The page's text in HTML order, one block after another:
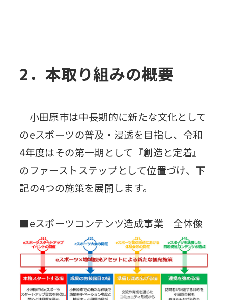
2．本取り組みの概要
小田原市は中長期的に新たな文化として
のeスポーツの普及・浸透を目指し、令和
4年度はその第一期として『創造と定着』
のファーストステップとして位置づけ、下
記の4つの施策を展開します。
■eスポーツコンテンツ造成事業 全体像